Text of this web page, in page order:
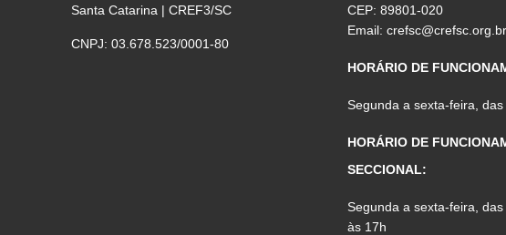
Santa Catarina | CREF3/SC
CNPJ: 03.678.523/0001-80
CEP: 89801-020
Email:crefsc@crefsc.org.br
HORÁRIO DE
Segunda a sexta-feira,
HORÁRIO DE
SECCIONAL:
Segunda a sexta-feira,
às 17h